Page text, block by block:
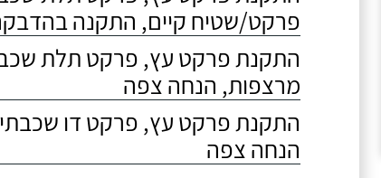
פרקט/שטיח קיים, התקנה
התקנת פרקט עץ, פרקט תלת
מרצפות, הנחה צפה
התקנת פרקט עץ, פרקט דו
הנחה צפה